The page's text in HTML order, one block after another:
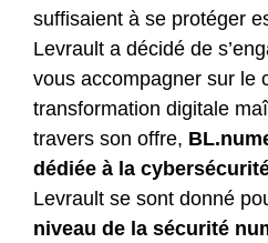
suffisaient à se protéger
Levrault a décidé de
vous accompagner sur le
transformation digitale
travers son offre,
dédiée à la
Levrault se sont donné
niveau de la sécurité